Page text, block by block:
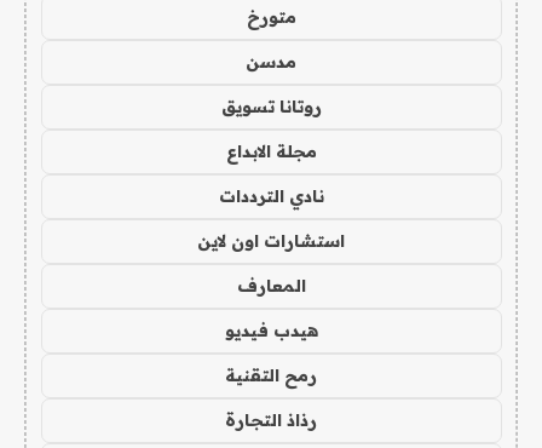
متورخ
مدسن
روتانا تسويق
مجلة الابداع
نادي الترددات
استشارات اون لاين
المعارف
هيدب فيديو
رمح التقنية
رذاذ التجارة